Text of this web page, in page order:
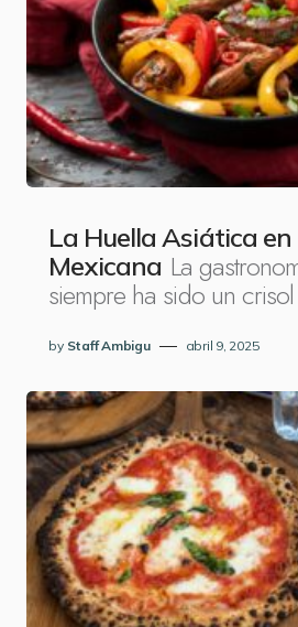
La Huella Asiática en
Mexicana La
siempre ha sido un
by Staff Ambigu abril 9, 2025